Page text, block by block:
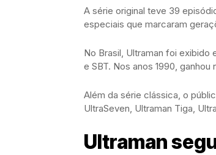
A série original teve 39
especiais que marcaram
No Brasil, Ultraman foi exibido
e SBT. Nos anos 1990,
Além da série clássica, o
UltraSeven, Ultraman Tiga,
Ultraman